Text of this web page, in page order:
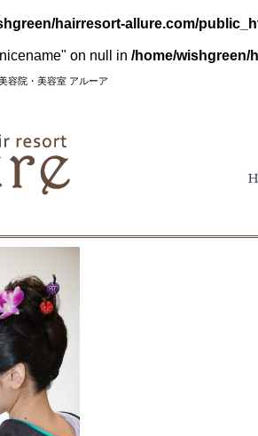
hairresort-allure.com/
on null in /home/wishgreen/
容院・美容室 アルーア